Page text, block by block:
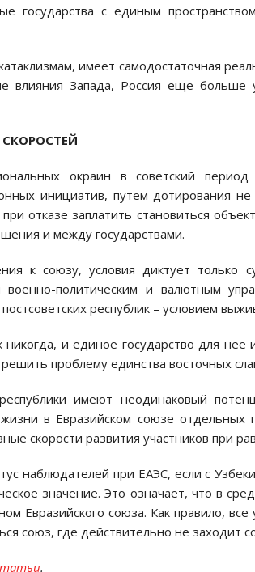
с единым
имеет самодостаточная
влияния Запада, Россия еще больше
окраин в советский период
инициатив, путем дотирования
отказе заплатить становиться
и между государствами.
к союзу, условия диктует только
политическим и валютным
республик – условием
никогда, и единое государство для
проблему единства восточных
имеют неодинаковый
в Евразийском союзе отдельных
скорости развития участников при
наблюдателей при ЕАЭС, если с
значение. Это означает, что в
Евразийского союза. Как правило, все
союз, где действительно не заходит
.